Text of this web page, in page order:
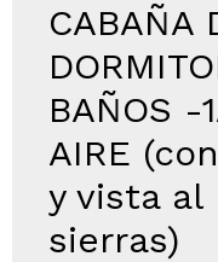
CABAÑA
BAÑOS -
AIRE
y vista al
sierras)